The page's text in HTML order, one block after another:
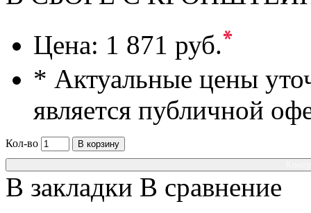
Цена: 1 871 руб.*
* Актуальные цены
является публичной
Кол-во
В корзину
В закладки В сравнение